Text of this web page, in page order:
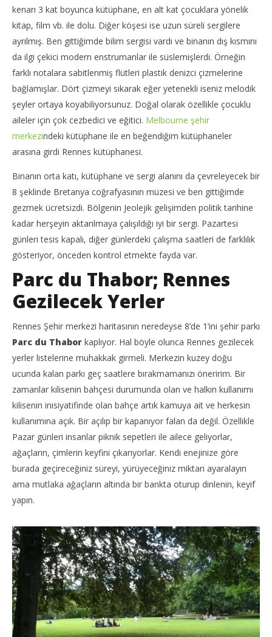
kenarı 3 kat boyunca kütüphane, en alt kat çocuklara yönelik
kitap, film vb. ile dolu. Diğer köşesi ise uzun süreli sergilere
ayrılmış. Ben gittiğimde bilim sergisi vardı ve binanın dış kısmını
da ilgi çekici modern enstrumanlar ile süslemişlerdi. Örneğin
farklı notalara sabitlenmiş flütleri plastik denizci çizmelerine
bağlamışlar. Dört çizmeyi sıkarak eğer yetenekli iseniz melodik
şeyler ortaya koyabiliyorsunuz. Doğal olarak özellikle çocuklu
aileler için çok cezbedici ve eğitici. Melbourne şehir
merkezindeki kütüphane ile en beğendiğim kütüphaneler
arasına girdi Rennes kütüphanesi.
Binanın orta katı, kütüphane ve sergi alanını da çevreleyecek bir
8 şeklinde Bretanya coğrafyasının müzesi ve ben gittiğimde
gezmek ücretsizdi. Bölgenin Jeolejik gelişimden politik tarihine
kadar herşeyin aktarılmaya çalışıldığı iyi bir sergi. Pazartesi
günleri tesis kapalı, diğer günlerdeki çalışma saatleri de farklılık
gösteriyor, önceden kontrol etmekte fayda var.
Parc du Thabor; Rennes
Gezilecek Yerler
Rennes Şehir merkezi haritasının neredeyse 8’de 1’ini şehir parkı
Parc du Thabor kaplıyor. Hal böyle olunca Rennes gezilecek
yerler listelerine muhakkak girmeli. Merkezin kuzey doğu
ucunda kalan parkı geç saatlere bırakmamanızı öneririm. Bir
zamanlar kilisenin bahçesi durumunda olan ve halkın kullanımı
kilisenin inisiyatifinde olan bahçe artık kamuya ait ve herkesin
kullanımına açık. Bir açılıp bir kapanıyor falan da değil. Özellikle
Pazar günleri insanlar piknik sepetleri ile ailece geliyorlar,
ağaçların, çimlerin keyfini çıkarıyorlar. Kendi enejinize göre
burada geçireceğiniz süreyi, yürüyeceğiniz miktarı ayaralayın
ama mutlaka ağaçların altında bir bankta oturup dinlenin, keyif
yapın.